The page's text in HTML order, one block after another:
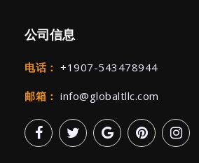
公司信息
电话： +1907-543478944
邮箱： info@globaltllc.com